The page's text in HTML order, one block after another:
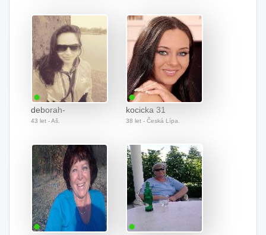
deborah-
43 let - Aš.
kocicka 31
38 let - Česká Lípa.